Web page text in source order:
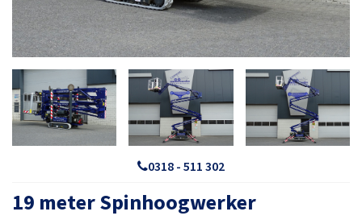
0318 - 511 302
19 meter Spinhoogwerker